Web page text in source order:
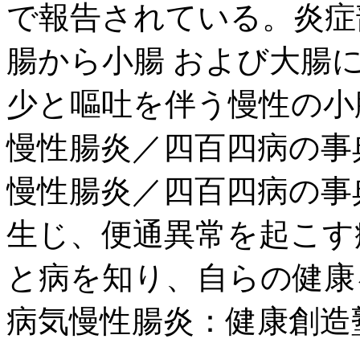
で報告されている。炎
腸から小腸 および大腸
少と嘔吐を伴う慢性の
慢性腸炎／四百四病の
慢性腸炎／四百四病の
生じ、便通異常を起こ
と病を知り、自らの健
病気慢性腸炎：健康創造